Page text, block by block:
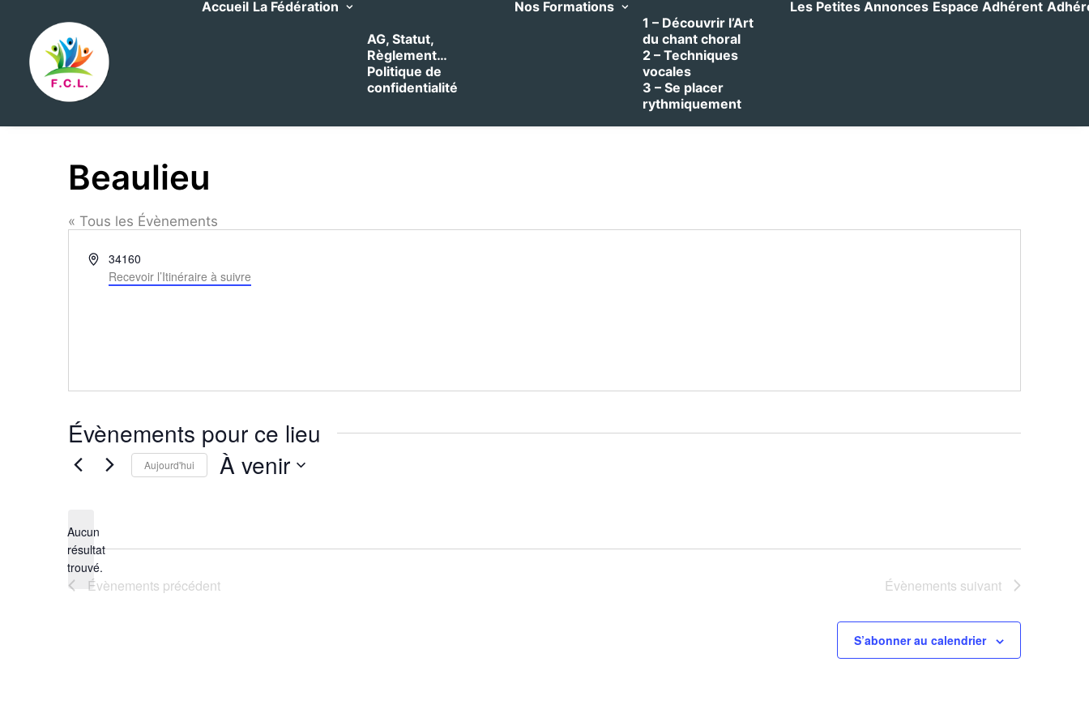
Accueil La Fédération
AG, Statut,
Règlement…
Politique de
confidentialité
Nos Formations
1 – Découvrir l’Art
du chant choral
2 – Techniques
vocales
3 – Se placer
rythmiquement
Les Petites Annonces Espace Adhérent
Beaulieu
« Tous les Évènements
Adresse
34160
Recevoir l’Itinéraire à suivre
Évènements pour ce lieu
Notice
Aucun
résultat
trouvé.
Aujourd'hui À venir
Évènements précédent Évènements suivant
S’abonner au calendrier